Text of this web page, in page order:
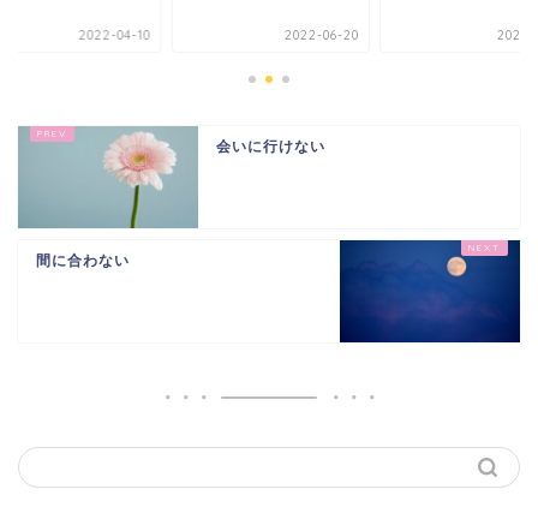
2022-04-10 2022-06-20 2023-
会いに行けない
間に合わない